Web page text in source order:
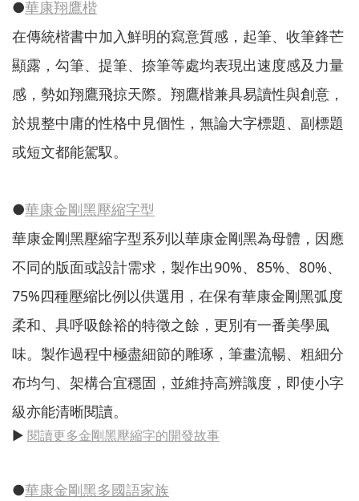
●華康翔鷹楷
在傳統楷書中加入鮮明的寫意質感，起筆、收筆鋒芒
顯露，勾筆、提筆、捺筆等處均表現出速度感及力量
感，勢如翔鷹飛掠天際。翔鷹楷兼具易讀性與創意，
於規整中庸的性格中見個性，無論大字標題、副標題
或短文都能駕馭。
●華康金剛黑壓縮字型
華康金剛黑壓縮字型系列以華康金剛黑為母體，因應
不同的版面或設計需求，製作出90%、85%、80%、
75%四種壓縮比例以供選用，在保有華康金剛黑弧度
柔和、具呼吸餘裕的特徵之餘，更別有一番美學風
味。製作過程中極盡細節的雕琢，筆畫流暢、粗細分
布均勻、架構合宜穩固，並維持高辨識度，即使小字
級亦能清晰閱讀。
▶️ 閱讀更多金剛黑壓縮字的開發故事
●華康金剛黑多國語家族